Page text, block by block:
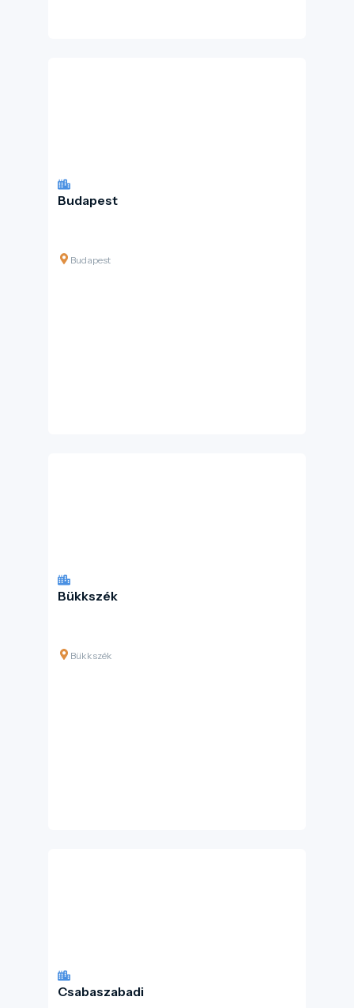
Budapest
Budapest
Bükkszék
Bükkszék
Csabaszabadi